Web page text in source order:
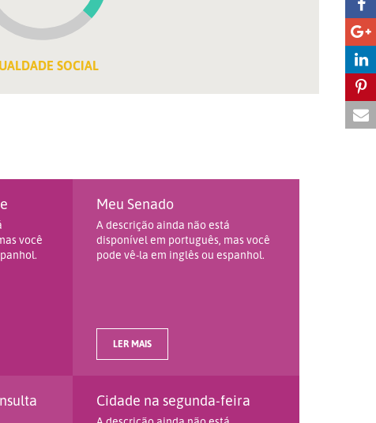
SOCIAL
você
Meu Senado
A descrição ainda não está
disponível em português, mas você
pode vê-la em inglês ou espanhol.
LER MAIS
Cidade na segunda-feira